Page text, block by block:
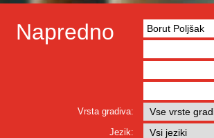
Napredno
Vrsta gradiva:
Jezik: